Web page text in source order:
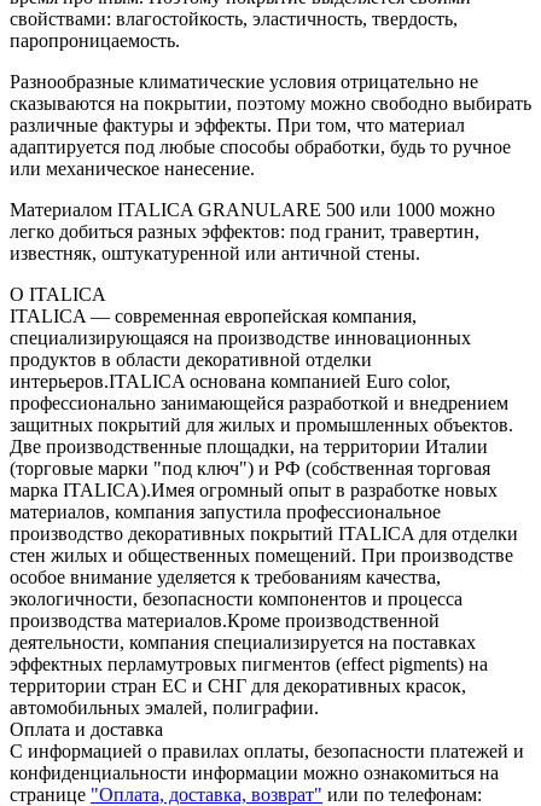
свойствами: влагостойкость, эластичность, твердость,
паропроницаемость.
Разнообразные климатические условия отрицательно не
сказываются на покрытии, поэтому можно свободно выбирать
различные фактуры и эффекты. При том, что материал
адаптируется под любые способы обработки, будь то ручное
или механическое нанесение.
Материалом ITALICA GRANULARE 500 или 1000 можно
легко добиться разных эффектов: под гранит, травертин,
известняк, оштукатуренной или античной стены.
О ITALICA
ITALICA — современная европейская компания,
специализирующаяся на производстве инновационных
продуктов в области декоративной отделки
интерьеров.ITALICA основана компанией Euro color,
профессионально занимающейся разработкой и внедрением
защитных покрытий для жилых и промышленных объектов.
Две производственные площадки, на территории Италии
(торговые марки "под ключ") и РФ (собственная торговая
марка ITALICA).Имея огромный опыт в разработке новых
материалов, компания запустила профессиональное
производство декоративных покрытий ITALICA для отделки
стен жилых и общественных помещений. При производстве
особое внимание уделяется к требованиям качества,
экологичности, безопасности компонентов и процесса
производства материалов.Кроме производственной
деятельности, компания специализируется на поставках
эффектных перламутровых пигментов (effect pigments) на
территории стран ЕС и СНГ для декоративных красок,
автомобильных эмалей, полиграфии.
Оплата и доставка
С информацией о правилах оплаты, безопасности платежей и
конфиденциальности информации можно ознакомиться на
странице "Оплата, доставка, возврат" или по телефонам: